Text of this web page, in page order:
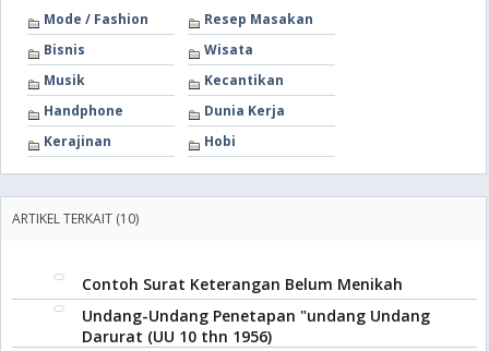
Mode / Fashion
Resep Masakan
Bisnis
Wisata
Musik
Kecantikan
Handphone
Dunia Kerja
Kerajinan
Hobi
ARTIKEL TERKAIT (10)
Contoh Surat Keterangan Belum Menikah
Undang-Undang Penetapan "undang Undang
Darurat (UU 10 thn 1956)